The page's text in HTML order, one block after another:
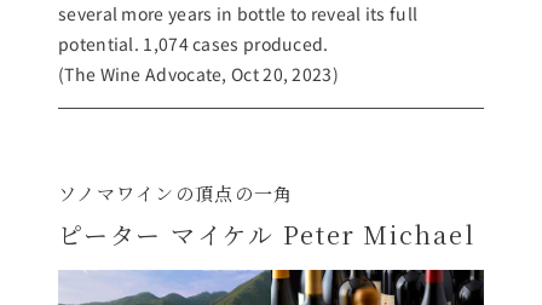
several more years in bottle to reveal its full
potential. 1,074 cases produced.
(The Wine Advocate, Oct 20, 2023)
ソノマワインの頂点の一角
ピーター マイケル Peter Michael